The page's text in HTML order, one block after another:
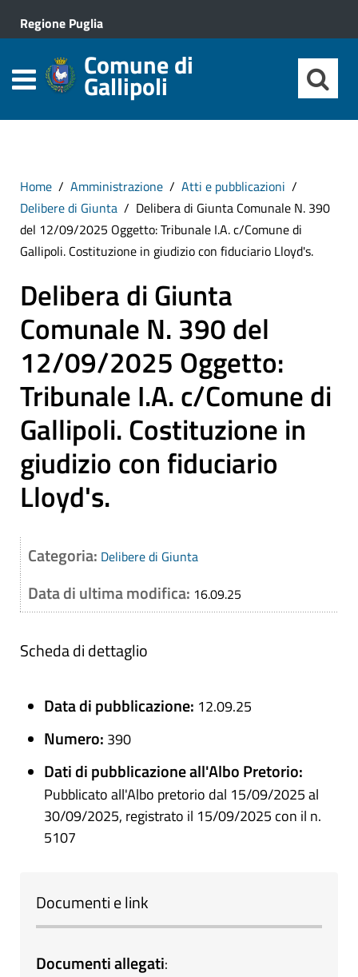
Regione Puglia
Comune di
Gallipoli
Home Amministrazione
Atti e pubblicazioni
Delibere di Giunta
Delibera di Giunta Comunale N. 390
del 12/09/2025 Oggetto: Tribunale I.A. c/Comune di
Gallipoli. Costituzione in giudizio con fiduciario Lloyd's.
Delibera di Giunta
Comunale N. 390 del
12/09/2025 Oggetto:
Tribunale I.A. c/Comune di
Gallipoli. Costituzione in
giudizio con fiduciario
Lloyd's.
Categoria: Delibere di Giunta
Data di ultima modifica: 16.09.25
Scheda di dettaglio
Data di pubblicazione: 12.09.25
Numero: 390
Dati di pubblicazione all'Albo Pretorio:
Pubblicato all'Albo pretorio dal 15/09/2025 al
30/09/2025, registrato il 15/09/2025 con il n.
5107
Documenti e link
Documenti allegati: